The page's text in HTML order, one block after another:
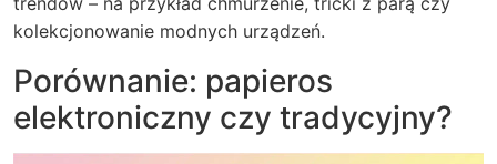
kolekcjonowanie modnych urządzeń.
Porównanie: papieros
elektroniczny czy tradycyjny?